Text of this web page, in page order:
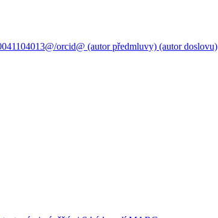
orcid@ (autor předmluvy) (autor doslovu)